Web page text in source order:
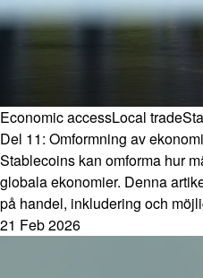
Economic accessLocal trade
Del 11: Omformning av
Stablecoins kan omforma hur
globala ekonomier. Denna
på handel, inkludering och
21 Feb 2026